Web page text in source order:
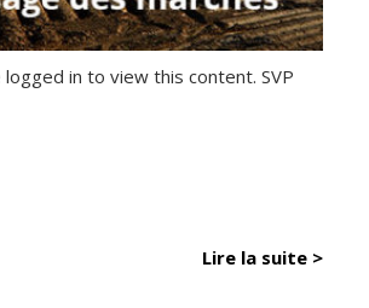
in to view this content. SVP
Lire la suite >